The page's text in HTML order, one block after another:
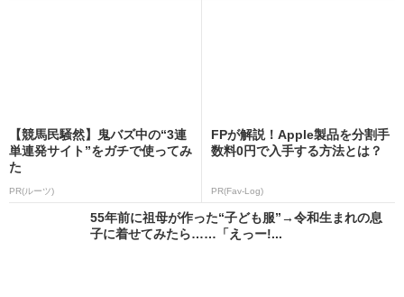
【競馬民騒然】鬼バズ中の“3連
単連発サイト”をガチで使ってみ
た
PR(ルーツ)
FPが解説！Apple製品を分割手
数料0円で入手する方法とは？
PR(Fav-Log)
55年前に祖母が作った“子ども服”→令和生まれの息
子に着せてみたら……「えっー!...